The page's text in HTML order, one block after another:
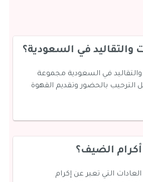
والتقاليد في السعودية؟
في السعودية مجموعة
الترحيب بالحضور وتقديم القهوة
الضيف؟
التي تعبر عن إكرام